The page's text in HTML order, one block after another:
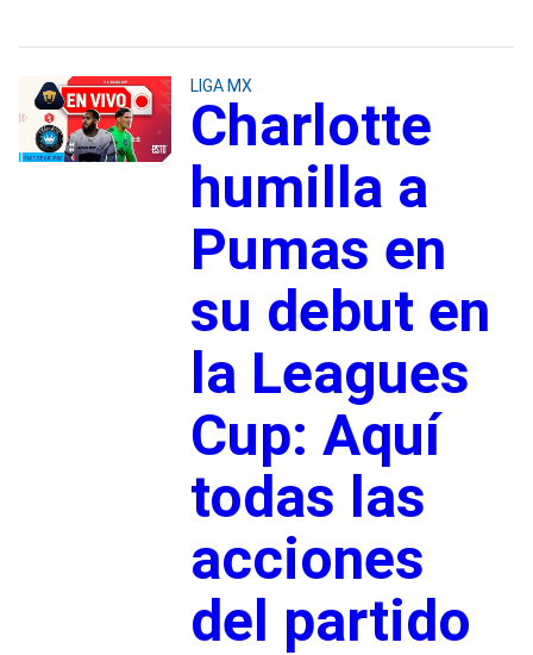
LIGA MX
Charlotte
humilla a
Pumas en
su debut en
la Leagues
Cup: Aquí
todas las
acciones
del partido